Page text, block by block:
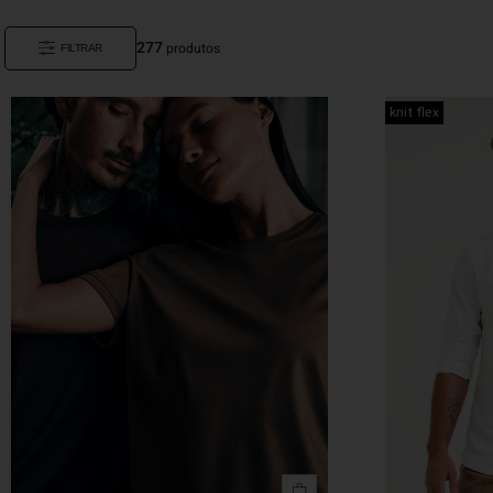
FILTRAR 277 produtos
knit flex